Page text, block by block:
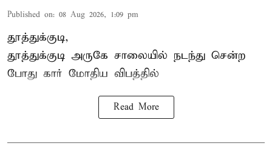
Published on: 08 Aug 2026, 1:09 pm
தூத்துக்குடி,
தூத்துக்குடி அருகே சாலையில் நடந்து சென்ற
போது கார் மோதிய விபத்தில்
Read More